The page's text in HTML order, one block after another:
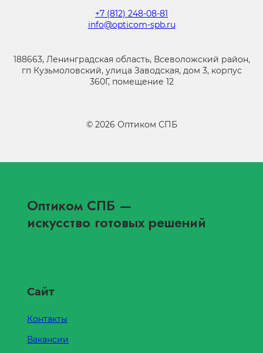
+7 (812) 248-08-81
info@opticom-spb.ru
188663, Ленинградская область, Всеволожский район,
гп Кузьмоловский, улица Заводская, дом 3, корпус
360Г, помещение 12
© 2026 Оптиком СПБ
Оптиком СПБ —
искусство готовых решений
Сайт
Контакты
Вакансии